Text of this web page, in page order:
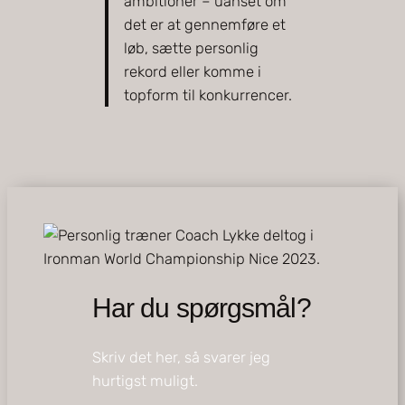
det er at gennemføre et
løb, sætte personlig
rekord eller komme i
topform til konkurrencer.
Har du spørgsmål?
Skriv det her, så svarer jeg
hurtigst muligt.